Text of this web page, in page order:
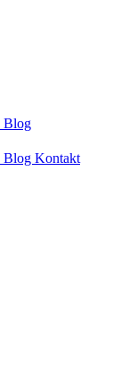
Blog
Blog Kontakt